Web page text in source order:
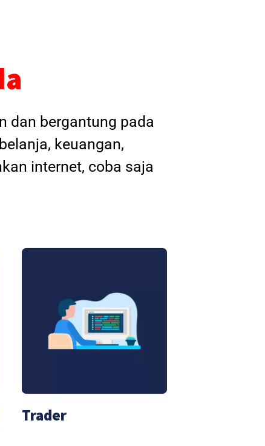
dan bergantung pada
keuangan,
internet, coba saja
Trader